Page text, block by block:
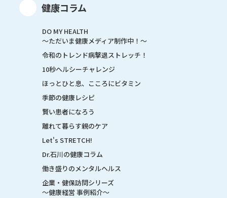
健康コラム
DO MY HEALTH
～ただいま健康メディア制作中！～
令和のトレンド病撃退ストレッチ！
10秒ヘルシーチャレンジ
ほっとひと息、こころにビタミン
季節の健康レシピ
賢い患者になろう
離れて暮らす親のケア
Let's STRETCH!
Dr.石川の健康コラム
働き盛りのメンタルヘルス
企業・健保訪問シリーズ
～健康経営 事例紹介～